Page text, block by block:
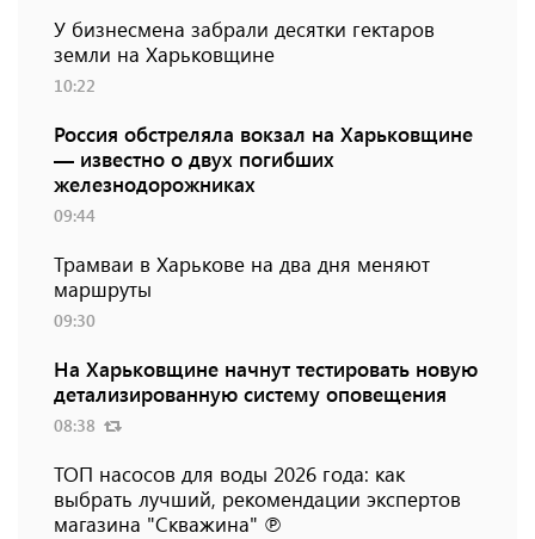
У бизнесмена забрали десятки гектаров
земли на Харьковщине
10:22
Россия обстреляла вокзал на Харьковщине
— известно о двух погибших
железнодорожниках
09:44
Трамваи в Харькове на два дня меняют
маршруты
09:30
На Харьковщине начнут тестировать новую
детализированную систему оповещения
08:38
ТОП насосов для воды 2026 года: как
выбрать лучший, рекомендации экспертов
магазина "Скважина" ℗